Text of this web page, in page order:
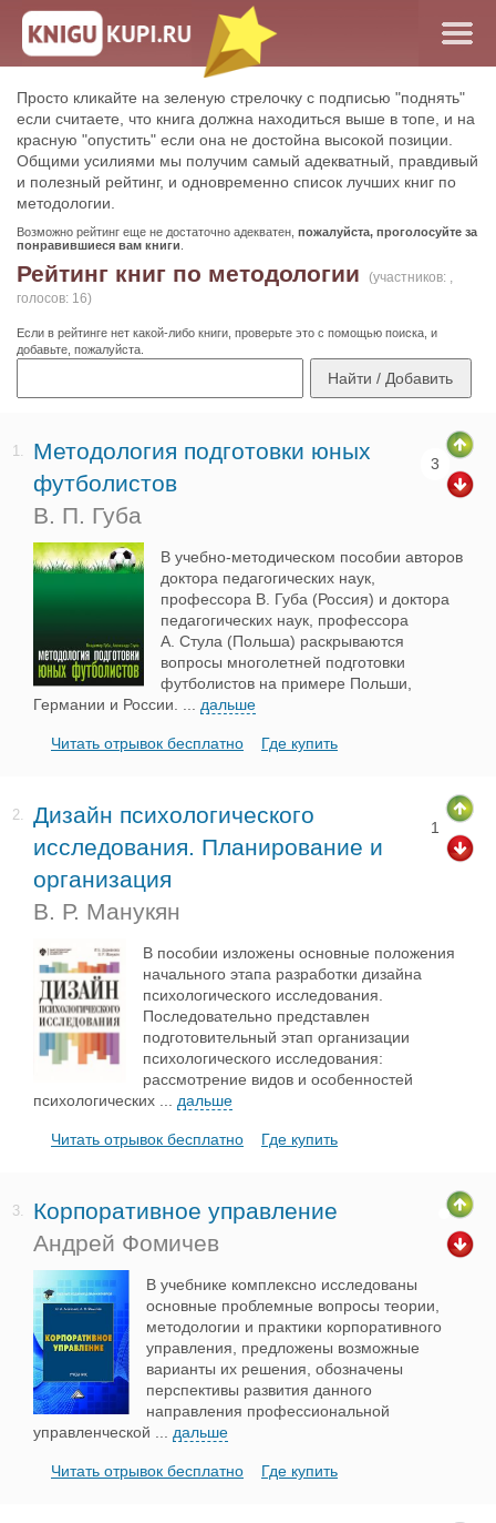
Просто кликайте на зеленую стрелочку с подписью "поднять"
если считаете, что книга должна находиться выше в топе, и на
красную "опустить" если она не достойна высокой позиции.
Общими усилиями мы получим самый адекватный, правдивый
и полезный рейтинг, и одновременно список лучших книг по
методологии.
Возможно рейтинг еще не достаточно адекватен, пожалуйста, проголосуйте за
понравившиеся вам книги
Рейтинг книг по методологии
(участников: ,
голосов: 16)
Если в рейтинге нет какой-либо книги, проверьте это с помощью поиска, и
добавьте, пожалуйста.
1.
Методология подготовки юных
футболистов
В. П. Губа
3
В учебно-методическом пособии авторов
доктора педагогических наук,
профессора В. Губа (Россия) и доктора
педагогических наук, профессора
А. Стула (Польша) раскрываются
вопросы многолетней подготовки
футболистов на примере Польши,
Германии и России.
дальше
Читать отрывок бесплатно Где купить
2.
Дизайн психологического
исследования. Планирование и
организация
В. Р. Манукян
1
В пособии изложены основные положения
начального этапа разработки дизайна
психологического исследования.
Последовательно представлен
подготовительный этап организации
психологического исследования:
рассмотрение видов и особенностей
психологических
дальше
Читать отрывок бесплатно Где купить
3.
Корпоративное управление
Андрей Фомичев
В учебнике комплексно исследованы
основные проблемные вопросы теории,
методологии и практики корпоративного
управления, предложены возможные
варианты их решения, обозначены
перспективы развития данного
направления профессиональной
управленческой
дальше
Читать отрывок бесплатно Где купить